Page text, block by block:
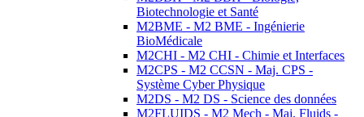
Biotechnologie et Santé
M2BME - M2 BME - Ingénierie
BioMédicale
M2CHI - M2 CHI - Chimie et Interfaces
M2CPS - M2 CCSN - Maj. CPS -
Système Cyber Physique
M2DS - M2 DS - Science des données
M2FLUIDS - M2 Mech - Maj. Fluids -